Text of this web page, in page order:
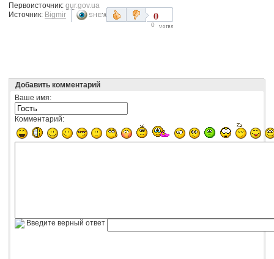
Первоисточник: gur.gov.ua
Источник: Bigmir 0
0
Добавить комментарий
Ваше имя:
Комментарий:
Введите верный ответ